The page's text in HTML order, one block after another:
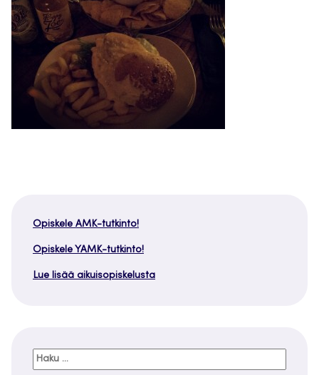
Opiskele AMK-tutkinto!
Opiskele YAMK-tutkinto!
Lue lisää aikuisopiskelusta
Haku: